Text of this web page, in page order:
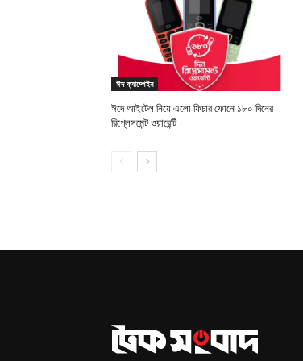
ঈদ ক্যাম্পেইন
ঈদে আইটেল নিয়ে এলো ফিচার ফোনে ১৮০ দিনের
রিপ্লেসমেন্ট ওয়ারেন্টি